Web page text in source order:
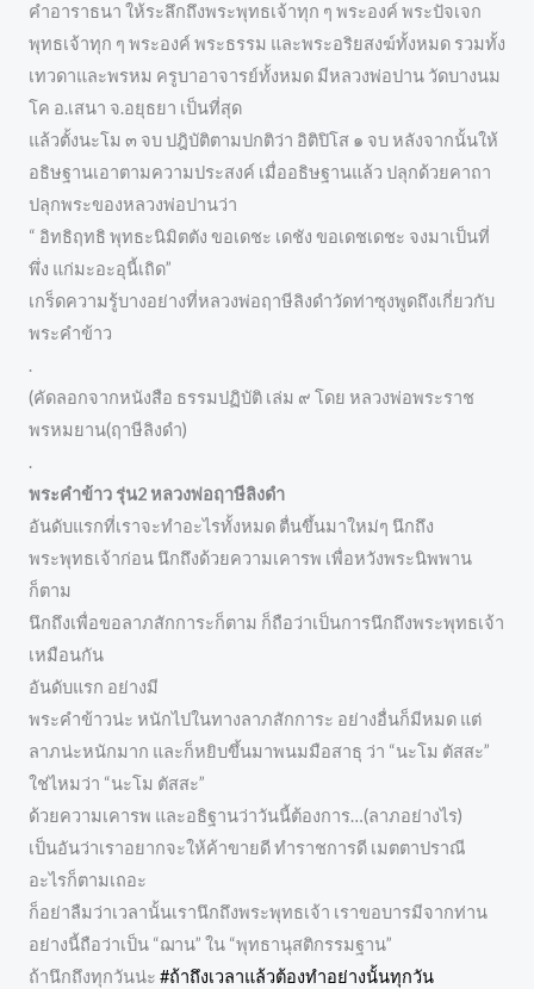
คำอาราธนา ให้ระลึกถึงพระพุทธเจ้าทุก ๆ พระองค์ พระปัจเจก
พุทธเจ้าทุก ๆ พระองค์ พระธรรม และพระอริยสงฆ์ทั้งหมด รวมทั้ง
เทวดาและพรหม ครูบาอาจารย์ทั้งหมด มีหลวงพ่อปาน วัดบางนม
โค อ.เสนา จ.อยุธยา เป็นที่สุด
แล้วตั้งนะโม ๓ จบ ปฎิบัติตามปกติว่า อิติปิโส ๑ จบ หลังจากนั้นให้
อธิษฐานเอาตามความประสงค์ เมื่ออธิษฐานแล้ว ปลุกด้วยคาถา
ปลุกพระของหลวงพ่อปานว่า
“ อิทธิฤทธิ พุทธะนิมิตตัง ขอเดชะ เดชัง ขอเดชเดชะ จงมาเป็นที่
พึ่ง แก่มะอะอุนี้เถิด”
เกร็ดความรู้บางอย่างที่หลวงพ่อฤาษีลิงดำวัดท่าซุงพูดถึงเกี่ยวกับ
พระคำข้าว
.
(คัดลอกจากหนังสือ ธรรมปฏิบัติ เล่ม ๙ โดย หลวงพ่อพระราช
พรหมยาน(ฤาษีลิงดำ)
.
พระคำข้าว รุ่น2 หลวงพ่อฤาษีลิงดำ
อันดับแรกที่เราจะทำอะไรทั้งหมด ตื่นขึ้นมาใหม่ๆ นึกถึง
พระพุทธเจ้าก่อน นึกถึงด้วยความเคารพ เพื่อหวังพระนิพพาน
ก็ตาม
นึกถึงเพื่อขอลาภสักการะก็ตาม ก็ถือว่าเป็นการนึกถึงพระพุทธเจ้า
เหมือนกัน
อันดับแรก อย่างมี
พระคำข้าวน่ะ หนักไปในทางลาภสักการะ อย่างอื่นก็มีหมด แต่
ลาภน่ะหนักมาก และก็หยิบขึ้นมาพนมมือสาธุ ว่า “นะโม ตัสสะ”
ใช่ไหมว่า “นะโม ตัสสะ”
ด้วยความเคารพ และอธิฐานว่าวันนี้ต้องการ…(ลาภอย่างไร)
เป็นอันว่าเราอยากจะให้ค้าขายดี ทำราชการดี เมตตาปราณี
อะไรก็ตามเถอะ
ก็อย่าลืมว่าเวลานั้นเรานึกถึงพระพุทธเจ้า เราขอบารมีจากท่าน
อย่างนี้ถือว่าเป็น “ฌาน” ใน “พุทธานุสติกรรมฐาน”
ถ้านึกถึงทุกวันน่ะ #ถ้าถึงเวลาแล้วต้องทำอย่างนั้นทุกวัน